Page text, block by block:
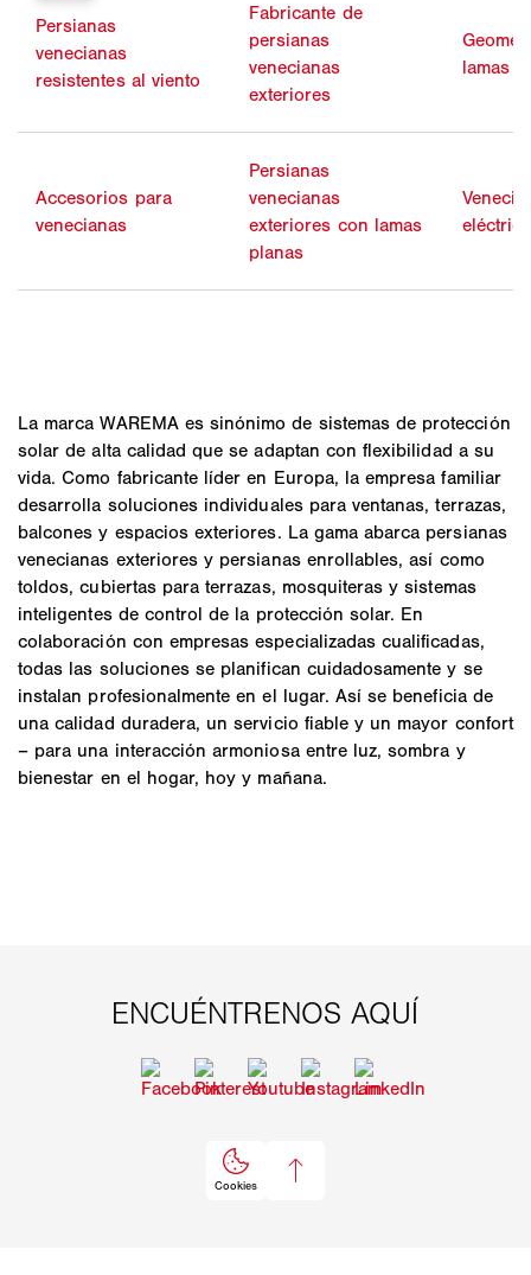
Persianas
venecianas
resistentes al viento
Fabricante de
persianas
venecianas
exteriores
lamas
Accesorios para
venecianas
Persianas
venecianas
exteriores con lamas
planas
La marca WAREMA es sinónimo de sistemas de protección
solar de alta calidad que se adaptan con flexibilidad a su
vida. Como fabricante líder en Europa, la empresa familiar
desarrolla soluciones individuales para ventanas, terrazas,
balcones y espacios exteriores. La gama abarca persianas
venecianas exteriores y persianas enrollables, así como
toldos, cubiertas para terrazas, mosquiteras y sistemas
inteligentes de control de la protección solar. En
colaboración con empresas especializadas cualificadas,
todas las soluciones se planifican cuidadosamente y se
instalan profesionalmente en el lugar. Así se beneficia de
una calidad duradera, un servicio fiable y un mayor confort
– para una interacción armoniosa entre luz, sombra y
bienestar en el hogar, hoy y mañana.